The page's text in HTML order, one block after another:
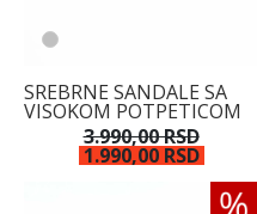
SREBRNE SANDALE SA
VISOKOM POTPETICOM
3.990,00 RSD
1.990,00 RSD